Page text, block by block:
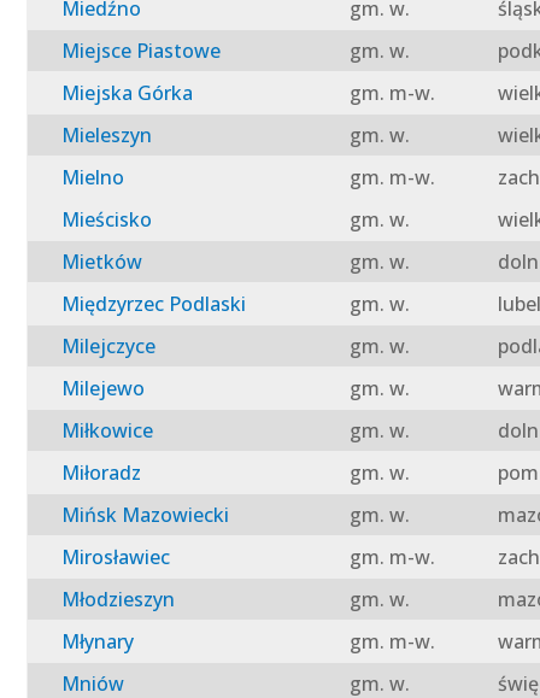
Miedźno
gm. w.
Miejsce Piastowe
gm. w.
Miejska Górka
gm. m-w.
Mieleszyn
gm. w.
Mielno
gm. m-w.
Mieścisko
gm. w.
Mietków
gm. w.
Międzyrzec Podlaski
gm. w.
Milejczyce
gm. w.
Milejewo
gm. w.
Miłkowice
gm. w.
Miłoradz
gm. w.
Mińsk Mazowiecki
gm. w.
Mirosławiec
gm. m-w.
Młodzieszyn
gm. w.
Młynary
gm. m-w.
Mniów
gm. w.